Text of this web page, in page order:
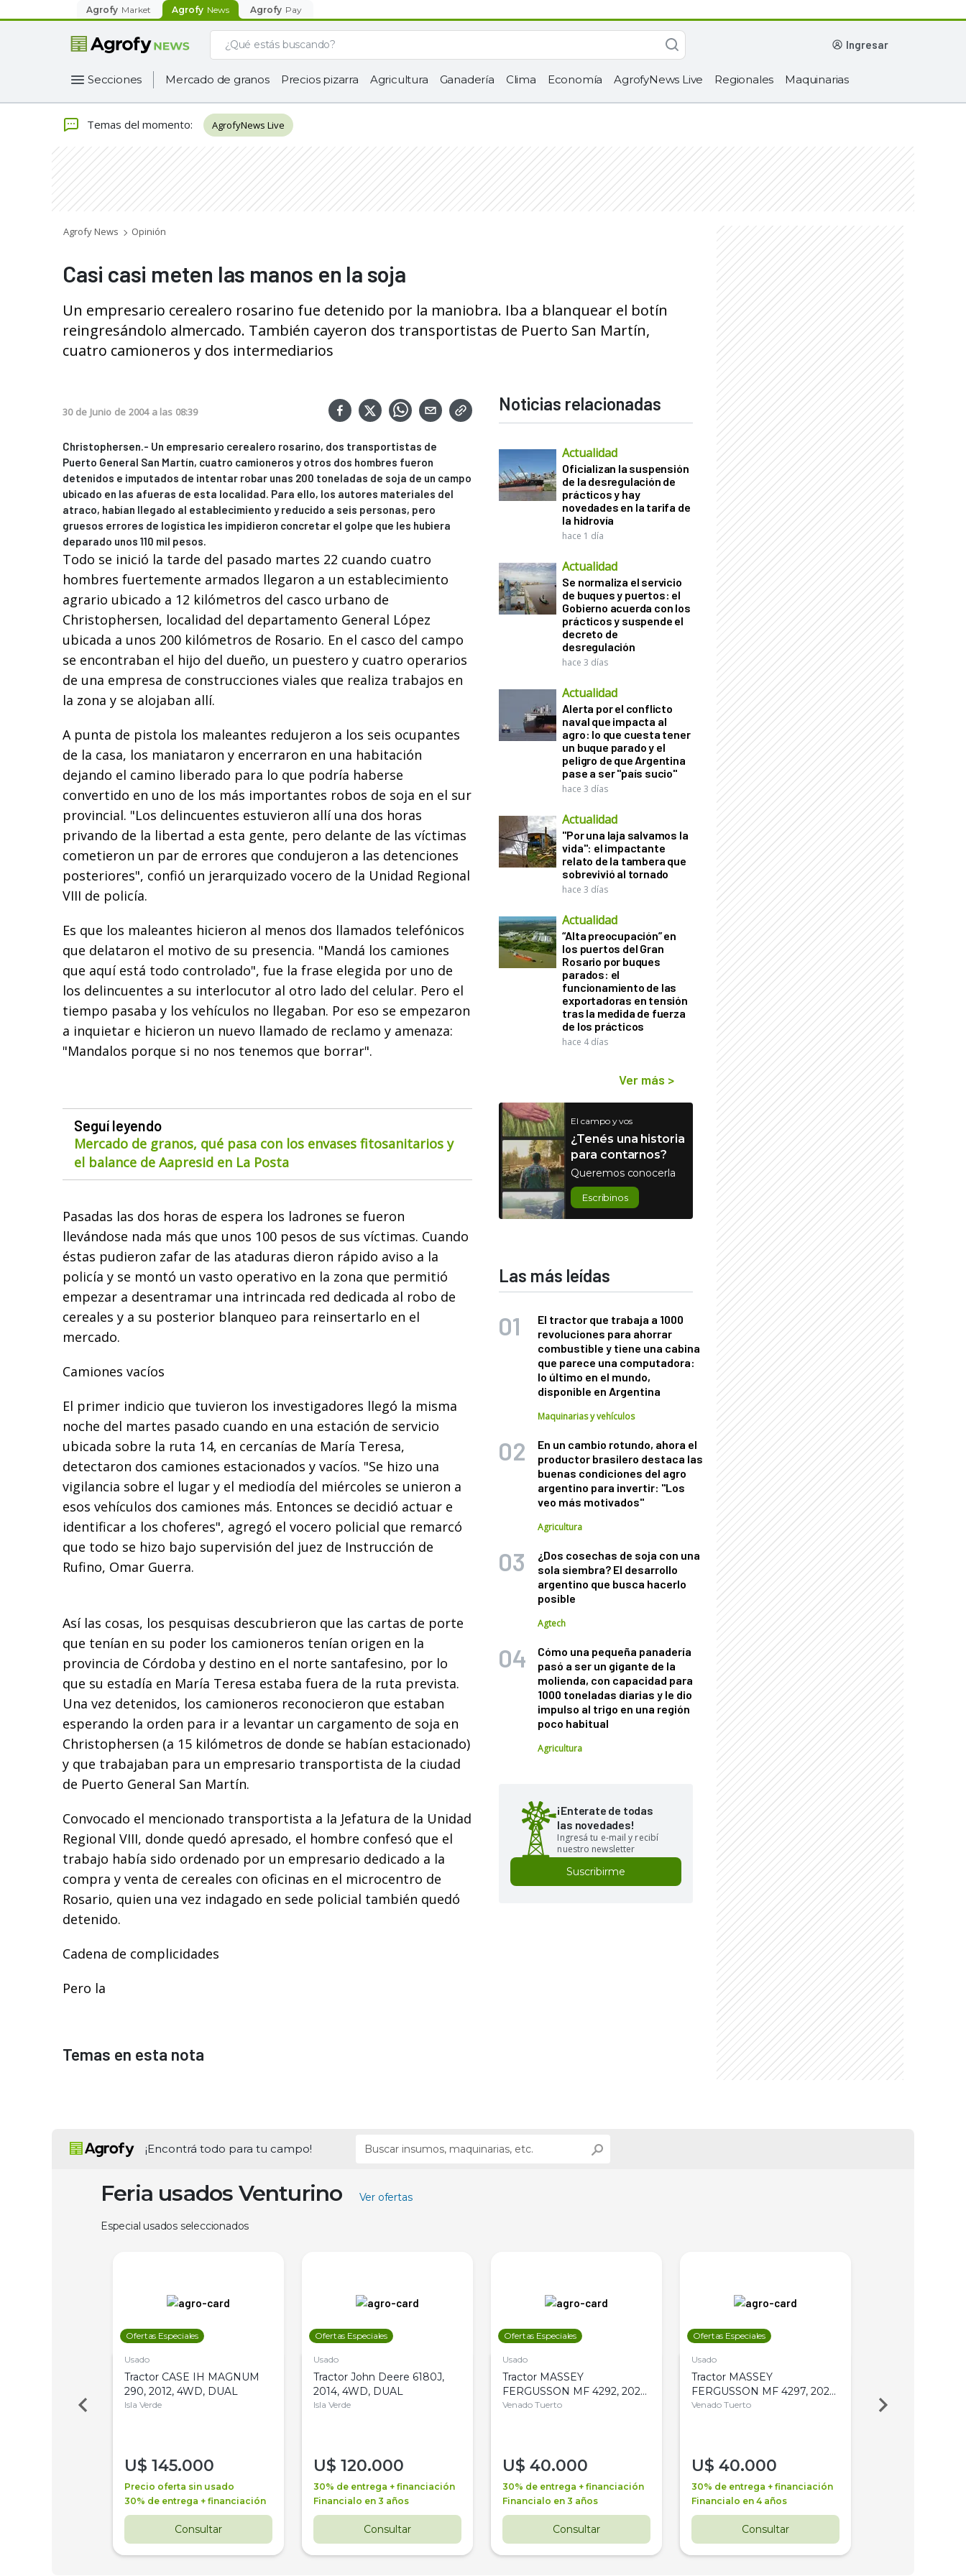
Agrofy Market Agrofy News Agrofy Pay
ingresar
Secciones Mercado de granos Precios pizarra Agricultura Ganadería Clima Economía AgrofyNews Live Regionales Maquinarias
Temas del momento: AgrofyNews Live
Agrofy News Opinión
Casi casi meten las manos en la soja
Un empresario cerealero rosarino fue detenido por la maniobra. Iba a blanquear el botín
reingresándolo almercado. También cayeron dos transportistas de Puerto San Martín,
cuatro camioneros y dos intermediarios
30 de Junio de 2004 a las 08:39
Christophersen.- Un empresario cerealero rosarino, dos transportistas de
Puerto General San Martín, cuatro camioneros y otros dos hombres fueron
detenidos e imputados de intentar robar unas 200 toneladas de soja de un campo
ubicado en las afueras de esta localidad. Para ello, los autores materiales del
atraco, habían llegado al establecimiento y reducido a seis personas, pero
gruesos errores de logística les impidieron concretar el golpe que les hubiera
deparado unos 110 mil pesos.
Todo se inició la tarde del pasado martes 22 cuando cuatro
hombres fuertemente armados llegaron a un establecimiento
agrario ubicado a 12 kilómetros del casco urbano de
Christophersen, localidad del departamento General López
ubicada a unos 200 kilómetros de Rosario. En el casco del campo
se encontraban el hijo del dueño, un puestero y cuatro operarios
de una empresa de construcciones viales que realiza trabajos en
la zona y se alojaban allí.
A punta de pistola los maleantes redujeron a los seis ocupantes
de la casa, los maniataron y encerraron en una habitación
dejando el camino liberado para lo que podría haberse
convertido en uno de los más importantes robos de soja en el sur
provincial. "Los delincuentes estuvieron allí una dos horas
privando de la libertad a esta gente, pero delante de las víctimas
cometieron un par de errores que condujeron a las detenciones
posteriores", confió un jerarquizado vocero de la Unidad Regional
VIII de policía.
Es que los maleantes hicieron al menos dos llamados telefónicos
que delataron el motivo de su presencia. "Mandá los camiones
que aquí está todo controlado", fue la frase elegida por uno de
los delincuentes a su interlocutor al otro lado del celular. Pero el
tiempo pasaba y los vehículos no llegaban. Por eso se empezaron
a inquietar e hicieron un nuevo llamado de reclamo y amenaza:
"Mandalos porque si no nos tenemos que borrar".
Seguí leyendo
Mercado de granos, qué pasa con los envases fitosanitarios y
el balance de Aapresid en La Posta
Pasadas las dos horas de espera los ladrones se fueron
llevándose nada más que unos 100 pesos de sus víctimas. Cuando
éstas pudieron zafar de las ataduras dieron rápido aviso a la
policía y se montó un vasto operativo en la zona que permitió
empezar a desentramar una intrincada red dedicada al robo de
cereales y a su posterior blanqueo para reinsertarlo en el
mercado.
Camiones vacíos
El primer indicio que tuvieron los investigadores llegó la misma
noche del martes pasado cuando en una estación de servicio
ubicada sobre la ruta 14, en cercanías de María Teresa,
detectaron dos camiones estacionados y vacíos. "Se hizo una
vigilancia sobre el lugar y el mediodía del miércoles se unieron a
esos vehículos dos camiones más. Entonces se decidió actuar e
identificar a los choferes", agregó el vocero policial que remarcó
que todo se hizo bajo supervisión del juez de Instrucción de
Rufino, Omar Guerra.
Así las cosas, los pesquisas descubrieron que las cartas de porte
que tenían en su poder los camioneros tenían origen en la
provincia de Córdoba y destino en el norte santafesino, por lo
que su estadía en María Teresa estaba fuera de la ruta prevista.
Una vez detenidos, los camioneros reconocieron que estaban
esperando la orden para ir a levantar un cargamento de soja en
Christophersen (a 15 kilómetros de donde se habían estacionado)
y que trabajaban para un empresario transportista de la ciudad
de Puerto General San Martín.
Convocado el mencionado transportista a la Jefatura de la Unidad
Regional VIII, donde quedó apresado, el hombre confesó que el
trabajo había sido ordenado por un empresario dedicado a la
compra y venta de cereales con oficinas en el microcentro de
Rosario, quien una vez indagado en sede policial también quedó
detenido.
Cadena de complicidades
Pero la
Noticias relacionadas
Actualidad
Oficializan la suspensión
de la desregulación de
prácticos y hay
novedades en la tarifa de
la hidrovía
hace 1 día
Actualidad
Se normaliza el servicio
de buques y puertos: el
Gobierno acuerda con los
prácticos y suspende el
decreto de
desregulación
hace 3 días
Actualidad
Alerta por el conflicto
naval que impacta al
agro: lo que cuesta tener
un buque parado y el
peligro de que Argentina
pase a ser "país sucio"
hace 3 días
Actualidad
"Por una laja salvamos la
vida": el impactante
relato de la tambera que
sobrevivió al tornado
hace 3 días
Actualidad
“Alta preocupación” en
los puertos del Gran
Rosario por buques
parados: el
funcionamiento de las
exportadoras en tensión
tras la medida de fuerza
de los prácticos
hace 4 días
Ver más >
El campo y vos
¿Tenés una historia
para contarnos?
Queremos conocerla
Escribinos
Las más leídas
El tractor que trabaja a 1000
revoluciones para ahorrar
combustible y tiene una cabina
que parece una computadora:
lo último en el mundo,
disponible en Argentina
Maquinarias y vehículos
En un cambio rotundo, ahora el
productor brasilero destaca las
buenas condiciones del agro
argentino para invertir: "Los
veo más motivados"
Agricultura
¿Dos cosechas de soja con una
sola siembra? El desarrollo
argentino que busca hacerlo
posible
Agtech
Cómo una pequeña panadería
pasó a ser un gigante de la
molienda, con capacidad para
1000 toneladas diarias y le dio
impulso al trigo en una región
poco habitual
Agricultura
¡Enterate de todas
las novedades!
Ingresá tu e-mail y recibí
nuestro newsletter
Suscribirme
Temas en esta nota
¡Encontrá todo para tu campo!
Feria usados Venturino Ver ofertas
Especial usados seleccionados
Ofertas Especiales
Usado
Tractor CASE IH MAGNUM
290, 2012, 4WD, DUAL
Isla Verde
U$ 145.000
Precio oferta sin usado
30% de entrega + financiación
Consultar
Ofertas Especiales
Usado
Tractor John Deere 6180J,
2014, 4WD, DUAL
Isla Verde
U$ 120.000
30% de entrega + financiación
Financialo en 3 años
Consultar
Ofertas Especiales
Usado
Tractor MASSEY
FERGUSSON MF 4292, 2020,
4WD, PATON
Venado Tuerto
U$ 40.000
30% de entrega + financiación
Financialo en 3 años
Consultar
Ofertas Especiales
Usado
Tractor MASSEY
FERGUSSON MF 4297, 2020,
4WD, PATON
Venado Tuerto
U$ 40.000
30% de entrega + financiación
Financialo en 4 años
Consultar
Venado Tuerto